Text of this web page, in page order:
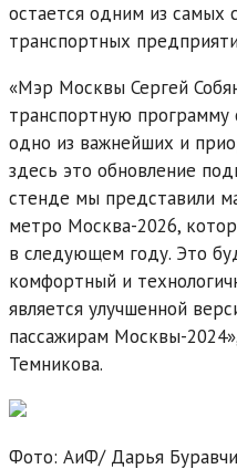
остается одним из самых
транспортных
«Мэр Москвы Сергей
транспортную
одно из важнейших и
здесь это обновление
стенде мы представили
метро Москва-2026,
в следующем году. Это
комфортный и
является улучшенной
пассажирам Москвы-
Темникова.
Фото: АиФ/ Дарья